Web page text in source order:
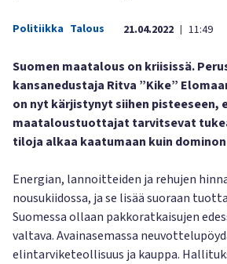
Politiikka Talous 21.04.2022 | 11:49
Suomen maatalous on kriisissä.
kansanedustaja Ritva ”Kike”
on nyt kärjistynyt siihen pisteeseen,
maataloustuottajat tarvitsevat
tiloja alkaa kaatumaan kuin
Energian, lannoitteiden ja rehujen
nousukiidossa, ja se lisää suoraan
Suomessa ollaan pakkoratkaisujen
valtava. Avainasemassa
elintarviketeollisuus ja kauppa.